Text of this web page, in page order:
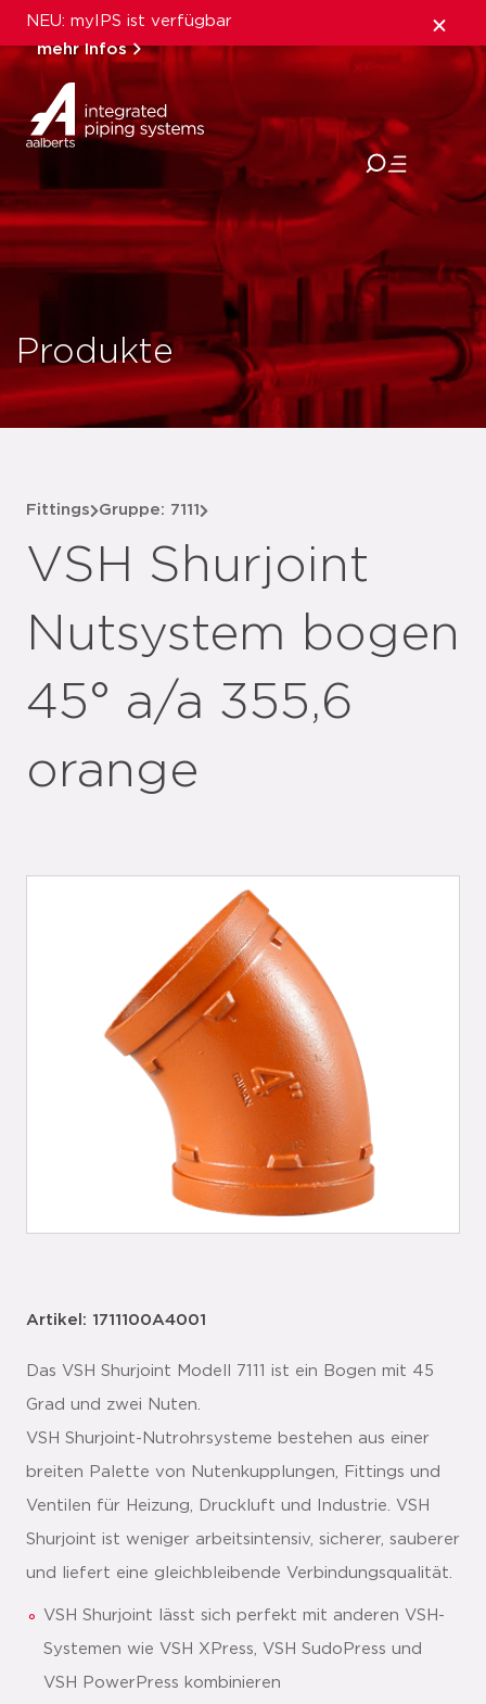
NEU: myIPS ist verfügbar
mehr Infos
schließen
Produkte
Fittings Gruppe: 7111
VSH Shurjoint
Nutsystem bogen
45° a/a 355,6
orange
Artikel: 1711100A4001
Das VSH Shurjoint Modell 7111 ist ein Bogen mit 45
Grad und zwei Nuten.
VSH Shurjoint-Nutrohrsysteme bestehen aus einer
breiten Palette von Nutenkupplungen, Fittings und
Ventilen für Heizung, Druckluft und Industrie. VSH
Shurjoint ist weniger arbeitsintensiv, sicherer, sauberer
und liefert eine gleichbleibende Verbindungsqualität.
VSH Shurjoint lässt sich perfekt mit anderen VSH-
Systemen wie VSH XPress, VSH SudoPress und
VSH PowerPress kombinieren